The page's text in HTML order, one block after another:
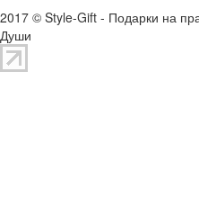
2017 © Style-Gift - Подарки на
Души